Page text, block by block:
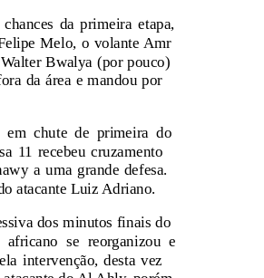
da primeira etapa,
Melo, o volante Amr
Bwalya (por pouco)
da área e mandou por
em chute de primeira do
11 recebeu cruzamento
a uma grande defesa.
atacante Luiz Adriano.
dos minutos finais do
se reorganizou e
intervenção, desta vez